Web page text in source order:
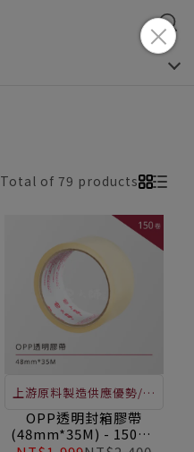
Total of 79 products
上游原料製造供應優勢/品
質保證、黏性佳、不斷
裂、封箱黏貼 / 企業採
OPP透明封箱膠帶
(48mm*35M) - 150卷/